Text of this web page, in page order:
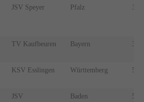
JSV Speyer Pfalz 3.
TV Kaufbeuren Bayern 3.
KSV Esslingen Württemberg 5.
JSV
Baden 5.